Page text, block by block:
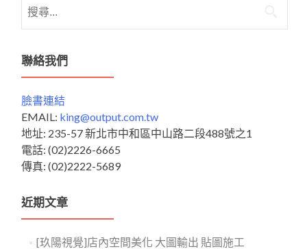
尋
鍵
字:
聯絡我們
臉書連結
EMAIL: king@output.com.tw
地址: 235-57 新北市中和區中山路二段488號之1
電話: (02)2226-6665
傳真: (02)2222-5689
近期文章
[玖陽視覺]店內空間美化 大圖輸出 貼圖施工